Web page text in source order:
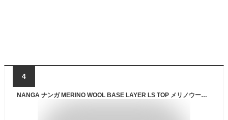
4
NANGA ナンガ MERINO WOOL BASE LAYER LS TOP メリノウールベースレイヤーロングスリーブトップ メンズ アパレル ウェア トップス インナー アウトドア キャンプ 長袖 NW2341-1J508